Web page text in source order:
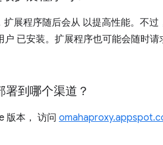
展程序随后会从 以提高性能。不
已安装。扩展程序也可能会随时
到哪个渠道？
版本， 访问